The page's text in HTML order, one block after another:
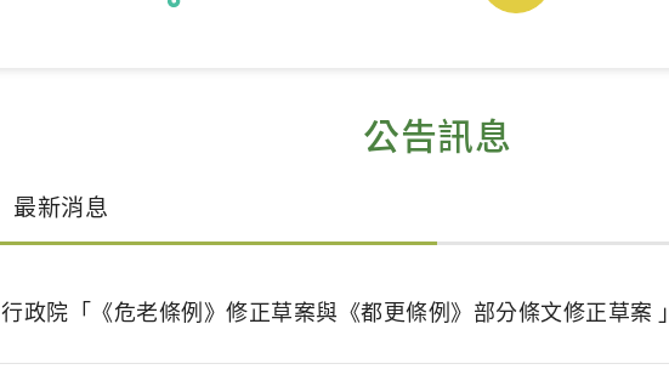
公告訊息
最新消息
行政院「《危老條例》修正草案與《都更條例》部分條文修正草案 」